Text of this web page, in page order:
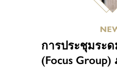
การประชุมระ
(Focus